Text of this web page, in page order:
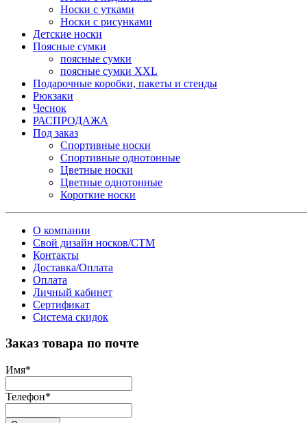
Носки с утками
Носки с рисунками
Детские носки
Поясные сумки
поясные сумки
поясные сумки XXL
Подарочные коробки, пакеты и стенды
Рюкзаки
Чеснок
РАСПРОДАЖА
Под заказ
Спортивные носки
Спортивные однотонные
Цветные носки
Цветные однотонные
Короткие носки
О компании
Свой дизайн носков/СТМ
Контакты
Доставка/Оплата
Оплата
Личный кабинет
Сертификат
Система скидок
Заказ товара по почте
Имя*
Телефон*